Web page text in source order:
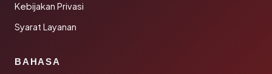
Kebijakan Privasi
Syarat Layanan
BAHASA